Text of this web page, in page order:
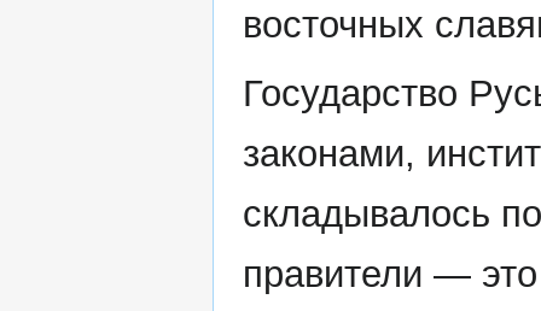
восточных
Государство
законами,
складывалось
правители —